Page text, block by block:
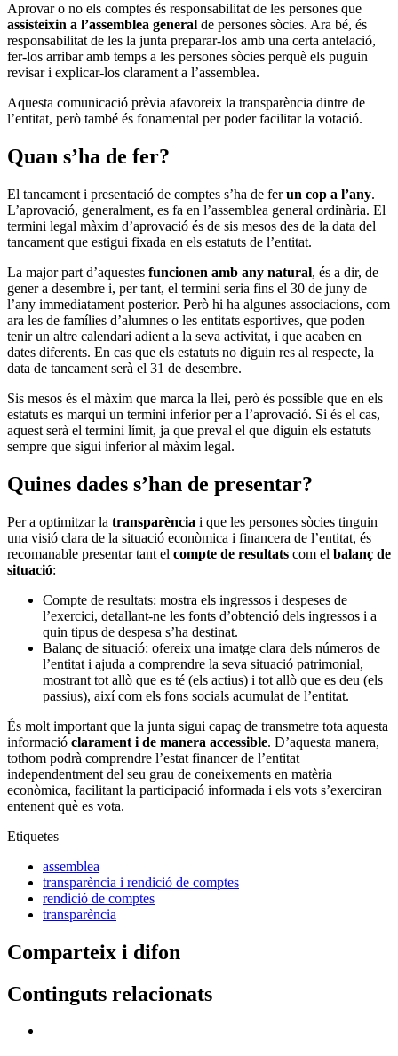
Aprovar o no els comptes és responsabilitat de les persones que
assisteixin a l’assemblea general de persones sòcies. Ara bé, és
responsabilitat de les la junta preparar-los amb una certa antelació,
fer-los arribar amb temps a les persones sòcies perquè els puguin
revisar i explicar-los clarament a l’assemblea.
Aquesta comunicació prèvia afavoreix la transparència dintre de
l’entitat, però també és fonamental per poder facilitar la votació.
Quan s’ha de fer?
El tancament i presentació de comptes s’ha de ferun cop a l’any.
L’aprovació, generalment, es fa en l’assemblea general ordinària. El
termini legal màxim d’aprovació és de sis mesos des de la data del
tancament que estigui fixada en els estatuts de l’entitat.
La major part d’aquestes funcionen amb any natural, és a dir, de
gener a desembre i, per tant, el termini seria fins el 30 de juny de
l’any immediatament posterior. Però hi ha algunes associacions, com
ara les de famílies d’alumnes o les entitats esportives, que poden
tenir un altre calendari adient a la seva activitat, i que acaben en
dates diferents. En cas que els estatuts no diguin res al respecte, la
data de tancament serà el 31 de desembre.
Sis mesos és el màxim que marca la llei, però és possible que en els
estatuts es marqui un termini inferior per a l’aprovació. Si és el cas,
aquest serà el termini límit, ja que preval el que diguin els estatuts
sempre que sigui inferior al màxim legal.
Quines dades s’han de presentar?
Per a optimitzar la transparència i que les persones sòcies tinguin
una visió clara de la situació econòmica i financera de l’entitat, és
recomanable presentar tant el compte de resultats com el balanç de
situació:
Compte de resultats: mostra els ingressos i despeses de
l’exercici, detallant-ne les fonts d’obtenció dels ingressos i a
quin tipus de despesa s’ha destinat.
Balanç de situació: ofereix una imatge clara dels números de
l’entitat i ajuda a comprendre la seva situació patrimonial,
mostrant tot allò que es té (els actius) i tot allò que es deu (els
passius), així com els fons socials acumulat de l’entitat.
És molt important que la junta sigui capaç de transmetre tota aquesta
informació clarament i de manera accessible. D’aquesta manera,
tothom podrà comprendre l’estat financer de l’entitat
independentment del seu grau de coneixements en matèria
econòmica, facilitant la participació informada i els vots s’exerciran
entenent què es vota.
Etiquetes
assemblea
transparència i rendició de comptes
rendició de comptes
transparència
Comparteix i difon
Continguts relacionats